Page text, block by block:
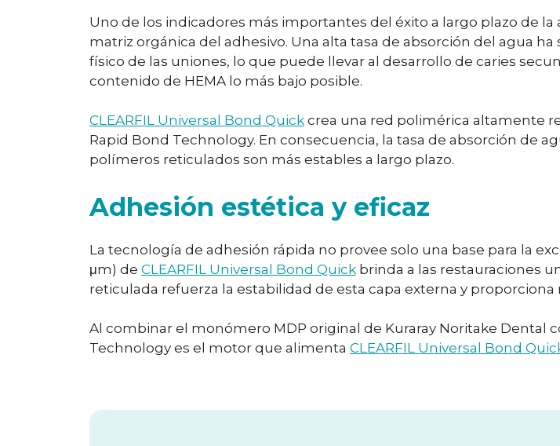
Uno de los indicadores más importantes del éxito a largo plazo de
matriz orgánica del adhesivo. Una alta tasa de absorción del agua
físico de las uniones, lo que puede llevar al desarrollo de caries
contenido de HEMA lo más bajo posible.
CLEARFIL Universal Bond Quick crea una red polimérica altamente
Rapid Bond Technology. En consecuencia, la tasa de absorción de
polímeros reticulados son más estables a largo plazo.
Adhesión estética y eficaz
La tecnología de adhesión rápida no provee solo una base para la
μm) de CLEARFIL Universal Bond Quick brinda a las restauraciones
reticulada refuerza la estabilidad de esta capa externa y
Al combinar el monómero MDP original de Kuraray Noritake Dental
Technology es el motor que alimenta CLEARFIL Universal Bond